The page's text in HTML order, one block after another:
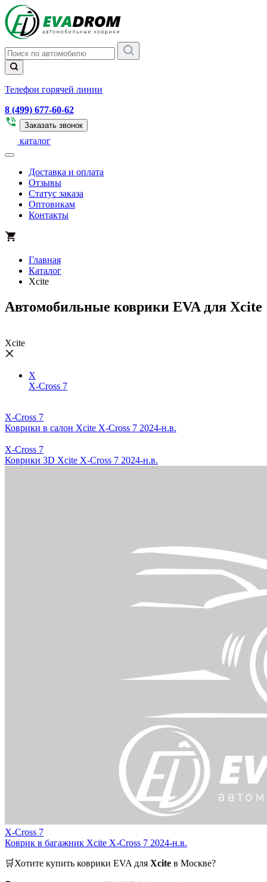
Телефон горячей линии
8 (499) 677-60-62
Заказать звонок
каталог
Доставка и оплата
Отзывы
Статус заказа
Оптовикам
Контакты
Главная
Каталог
Xcite
Автомобильные коврики EVA для Xcite
Xcite
X
X-Cross 7
X-Cross 7
Коврики в салон Xcite X-Cross 7 2024-н.в.
X-Cross 7
Коврики 3D Xcite X-Cross 7 2024-н.в.
X-Cross 7
Коврик в багажник Xcite X-Cross 7 2024-н.в.
🛒Хотите купить коврики EVA для Xcite в Москве?